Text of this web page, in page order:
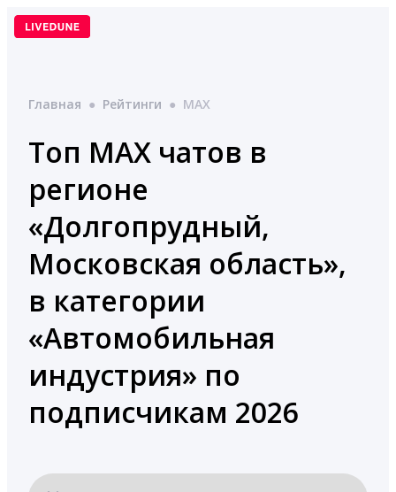
Перейти
Главная ● Рейтинги ● MAX
Топ MAX чатов в
регионе
«Долгопрудный,
Московская область»,
в категории
«Автомобильная
индустрия» по
подписчикам 2026